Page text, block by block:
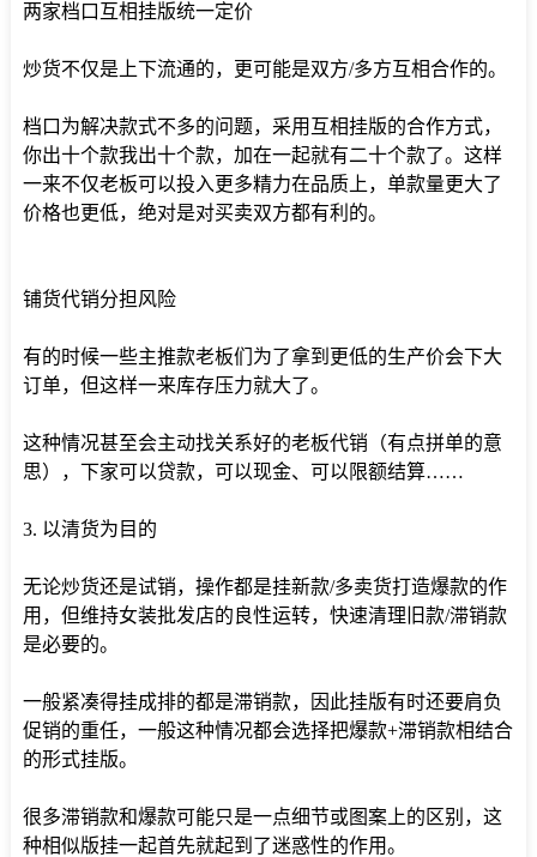
两家档口互相挂版统一定价
炒货不仅是上下流通的，更可能是双方/多方互相合作的。
档口为解决款式不多的问题，采用互相挂版的合作方式，
你出十个款我出十个款，加在一起就有二十个款了。这样
一来不仅老板可以投入更多精力在品质上，单款量更大了
价格也更低，绝对是对买卖双方都有利的。
铺货代销分担风险
有的时候一些主推款老板们为了拿到更低的生产价会下大
订单，但这样一来库存压力就大了。
这种情况甚至会主动找关系好的老板代销（有点拼单的意
思），下家可以贷款，可以现金、可以限额结算……
3. 以清货为目的
无论炒货还是试销，操作都是挂新款/多卖货打造爆款的作
用，但维持女装批发店的良性运转，快速清理旧款/滞销款
是必要的。
一般紧凑得挂成排的都是滞销款，因此挂版有时还要肩负
促销的重任，一般这种情况都会选择把爆款+滞销款相结合
的形式挂版。
很多滞销款和爆款可能只是一点细节或图案上的区别，这
种相似版挂一起首先就起到了迷惑性的作用。